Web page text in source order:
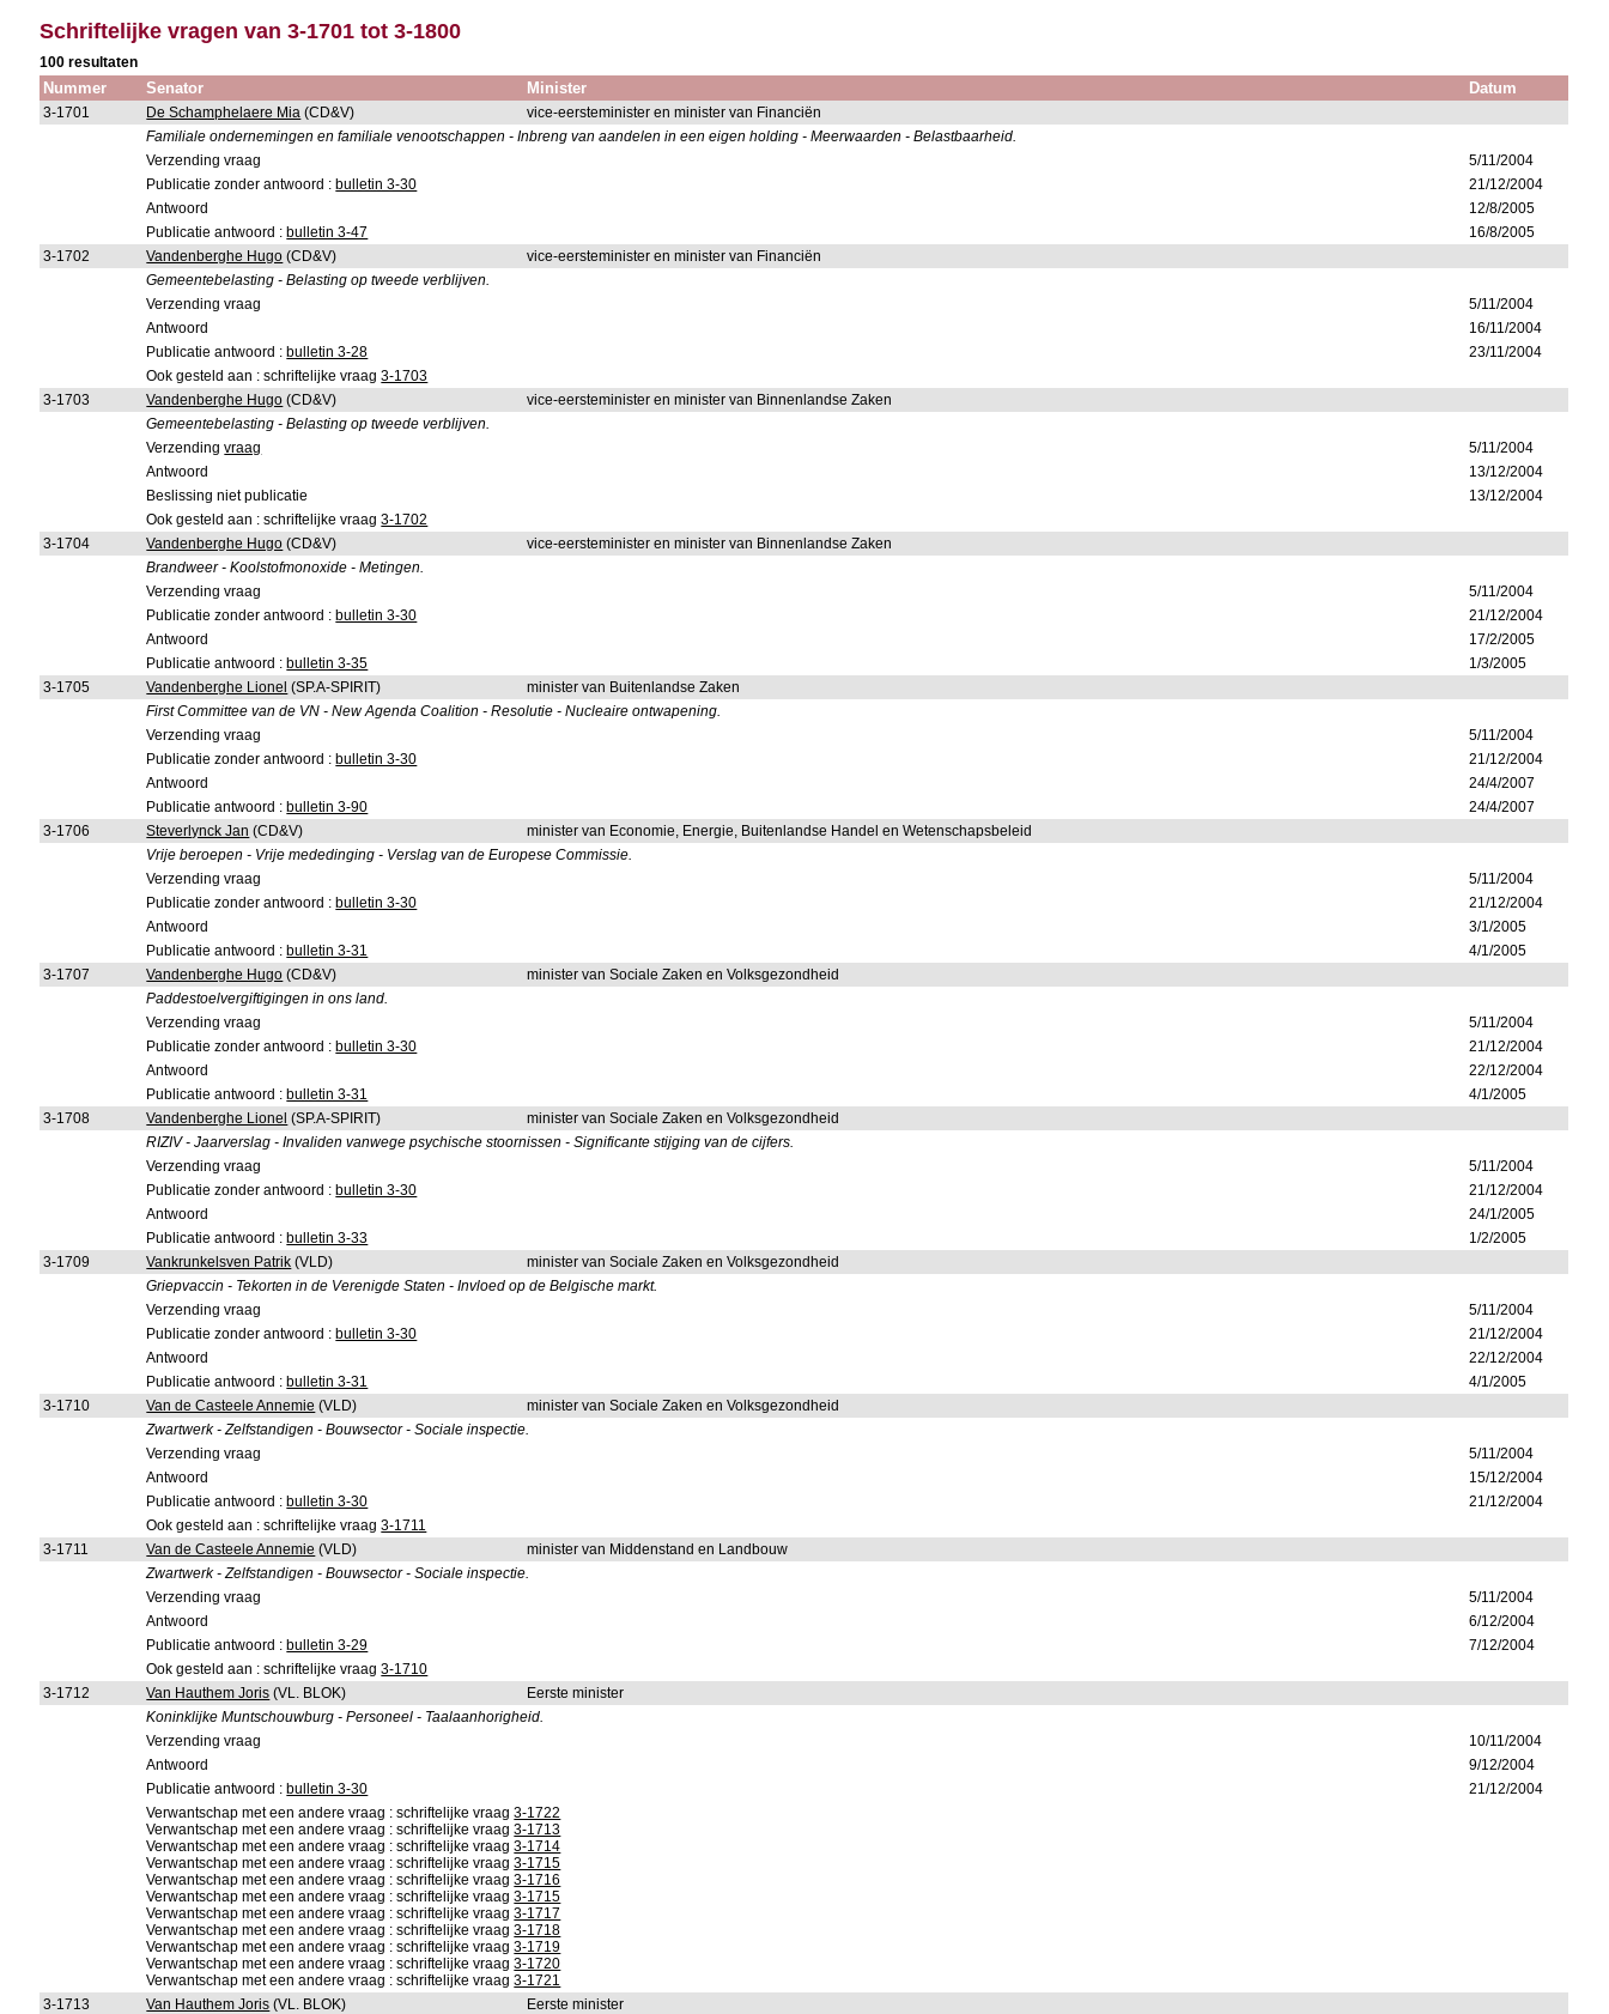
Schriftelijke vragen van 3-1701 tot 3-1800
100 resultaten
Nummer Senator Minister Datum
3-1701 De Schamphelaere Mia (CD&V)
vice-eersteminister en minister van Financiën
Familiale ondernemingen en familiale venootschappen - Inbreng van aandelen in een eigen holding - Meerwaarden - Belastbaarheid.
Verzending vraag
5/11/2004
Publicatie zonder antwoord : bulletin 3-30
21/12/2004
Antwoord
12/8/2005
Publicatie antwoord : bulletin 3-47
16/8/2005
3-1702
Vandenberghe Hugo (CD&V)
vice-eersteminister en minister van Financiën
Gemeentebelasting - Belasting op tweede verblijven.
Verzending vraag
5/11/2004
Antwoord
16/11/2004
Publicatie antwoord : bulletin 3-28
23/11/2004
Ook gesteld aan : schriftelijke vraag3-1703
3-1703
Vandenberghe Hugo (CD&V)
vice-eersteminister en minister van Binnenlandse Zaken
Gemeentebelasting - Belasting op tweede verblijven.
Verzendingvraag
5/11/2004
Antwoord
13/12/2004
Beslissing niet publicatie
13/12/2004
Ook gesteld aan : schriftelijke vraag3-1702
3-1704
Vandenberghe Hugo (CD&V)
vice-eersteminister en minister van Binnenlandse Zaken
Brandweer - Koolstofmonoxide - Metingen.
Verzending vraag
5/11/2004
Publicatie zonder antwoord : bulletin 3-30
21/12/2004
Antwoord
17/2/2005
Publicatie antwoord : bulletin 3-35
1/3/2005
3-1705
Vandenberghe Lionel (SP.A-SPIRIT)
minister van Buitenlandse Zaken
First Committee van de VN - New Agenda Coalition - Resolutie - Nucleaire ontwapening.
Verzending vraag
5/11/2004
Publicatie zonder antwoord : bulletin 3-30
21/12/2004
Antwoord
24/4/2007
Publicatie antwoord : bulletin 3-90
24/4/2007
3-1706
Steverlynck Jan (CD&V)
minister van Economie, Energie, Buitenlandse Handel en Wetenschapsbeleid
Vrije beroepen - Vrije mededinging - Verslag van de Europese Commissie.
Verzending vraag
5/11/2004
Publicatie zonder antwoord : bulletin 3-30
21/12/2004
Antwoord
3/1/2005
Publicatie antwoord : bulletin 3-31
4/1/2005
3-1707
Vandenberghe Hugo (CD&V)
minister van Sociale Zaken en Volksgezondheid
Paddestoelvergiftigingen in ons land.
Verzending vraag
5/11/2004
Publicatie zonder antwoord : bulletin 3-30
21/12/2004
Antwoord
22/12/2004
Publicatie antwoord : bulletin 3-31
4/1/2005
3-1708
Vandenberghe Lionel (SP.A-SPIRIT)
minister van Sociale Zaken en Volksgezondheid
RIZIV - Jaarverslag - Invaliden vanwege psychische stoornissen - Significante stijging van de cijfers.
Verzending vraag
5/11/2004
Publicatie zonder antwoord : bulletin 3-30
21/12/2004
Antwoord
24/1/2005
Publicatie antwoord : bulletin 3-33
1/2/2005
3-1709
Vankrunkelsven Patrik (VLD)
minister van Sociale Zaken en Volksgezondheid
Griepvaccin - Tekorten in de Verenigde Staten - Invloed op de Belgische markt.
Verzending vraag
5/11/2004
Publicatie zonder antwoord : bulletin 3-30
21/12/2004
Antwoord
22/12/2004
Publicatie antwoord : bulletin 3-31
4/1/2005
3-1710
Van de Casteele Annemie (VLD)
minister van Sociale Zaken en Volksgezondheid
Zwartwerk - Zelfstandigen - Bouwsector - Sociale inspectie.
Verzending vraag
5/11/2004
Antwoord
15/12/2004
Publicatie antwoord : bulletin 3-30
21/12/2004
Ook gesteld aan : schriftelijke vraag3-1711
3-1711
Van de Casteele Annemie (VLD)
minister van Middenstand en Landbouw
Zwartwerk - Zelfstandigen - Bouwsector - Sociale inspectie.
Verzending vraag
5/11/2004
Antwoord
6/12/2004
Publicatie antwoord : bulletin 3-29
7/12/2004
Ook gesteld aan : schriftelijke vraag3-1710
3-1712
Van Hauthem Joris (VL. BLOK)
Eerste minister
Koninklijke Muntschouwburg - Personeel - Taalaanhorigheid.
Verzending vraag
10/11/2004
Antwoord
9/12/2004
Publicatie antwoord : bulletin 3-30
21/12/2004
Verwantschap met een andere vraag : schriftelijke vraag3-1722
Verwantschap met een andere vraag : schriftelijke vraag3-1713
Verwantschap met een andere vraag : schriftelijke vraag3-1714
Verwantschap met een andere vraag : schriftelijke vraag3-1715
Verwantschap met een andere vraag : schriftelijke vraag3-1716
Verwantschap met een andere vraag : schriftelijke vraag3-1715
Verwantschap met een andere vraag : schriftelijke vraag3-1717
Verwantschap met een andere vraag : schriftelijke vraag3-1718
Verwantschap met een andere vraag : schriftelijke vraag3-1719
Verwantschap met een andere vraag : schriftelijke vraag3-1720
Verwantschap met een andere vraag : schriftelijke vraag3-1721
3-1713
Van Hauthem Joris (VL. BLOK)
Eerste minister